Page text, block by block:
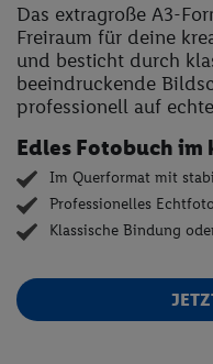
Das extragroße A3-
Freiraum für deine
und besticht durch
beeindruckende
professionell auf
Edles Fotobuch
Im Querformat mit
Professionelles
Klassische Bindung